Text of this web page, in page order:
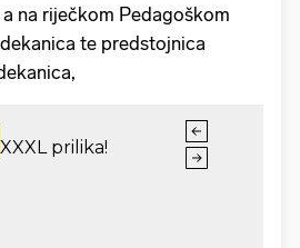
na riječkom Pedagoškom
te predstojnica